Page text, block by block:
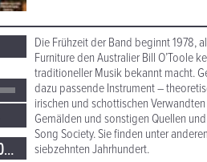
OLIVER'S AND TWO BEERS
Die Frühzeit der Band beginnt 1978,
Furniture den Australier Bill O’Toole
traditioneller Musik bekannt macht.
dazu passende Instrument –
irischen und schottischen
Gemälden und sonstigen Quellen
Song Society. Sie finden unter
siebzehnten Jahrhundert.